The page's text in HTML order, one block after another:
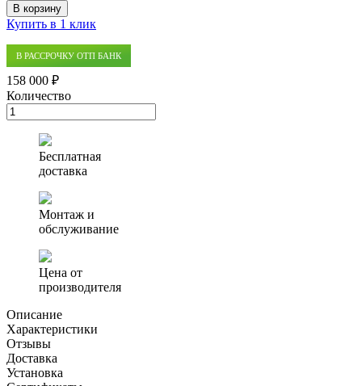
В корзину
Купить в 1 клик
В РАССРОЧКУ ОТП БАНК
158 000 ₽
Количество
Количество
товара
рециркуляции
Бесплатная
доставка
Монтаж и
обслуживание
Цена от
производителя
Описание
Характеристики
Отзывы
Доставка
Установка